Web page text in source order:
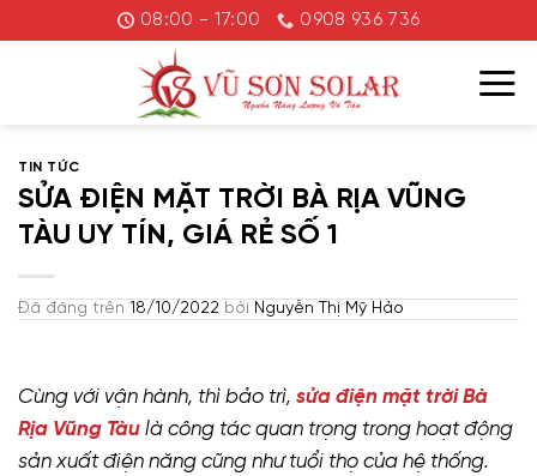
đến
08:00 - 17:00 0908 936 736
TIN TỨC
SỬA ĐIỆN MẶT TRỜI BÀ RỊA VŨNG
TÀU UY TÍN, GIÁ RẺ SỐ 1
Đã đăng trên 18/10/2022 bởi Nguyễn Thị Mỹ Hảo
Cùng với vận hành, thì bảo trì, sửa điện mặt trời Bà
Rịa Vũng Tàu là công tác quan trọng trong hoạt động
sản xuất điện năng cũng như tuổi thọ của hệ thống.